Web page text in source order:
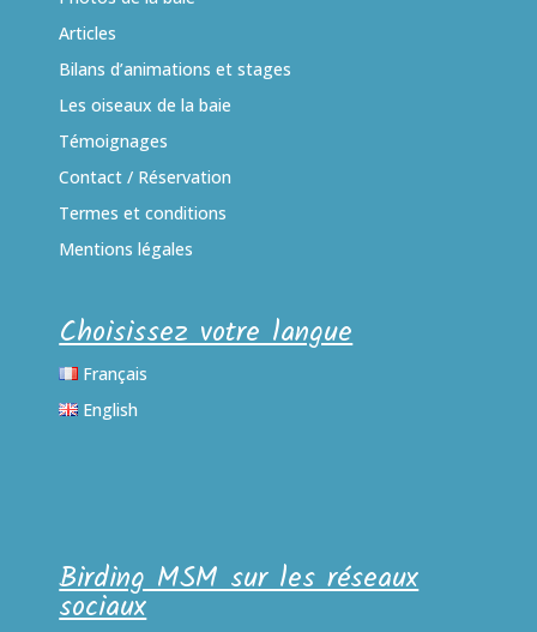
Articles
Bilans d’animations et stages
Les oiseaux de la baie
Témoignages
Contact / Réservation
Termes et conditions
Mentions légales
Choisissez votre langue
Français
English
Birding MSM sur les réseaux
sociaux